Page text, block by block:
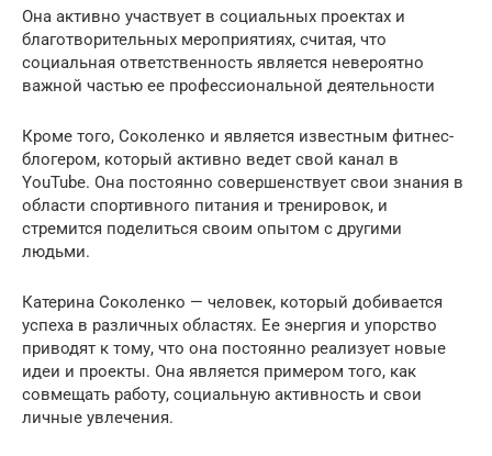
Она активно участвует в социальных проектах и
благотворительных мероприятиях, считая, что
социальная ответственность является невероятно
важной частью ее профессиональной деятельности
Кроме того, Соколенко и является известным фитнес-
блогером, который активно ведет свой канал в
YouTube. Она постоянно совершенствует свои знания в
области спортивного питания и тренировок, и
стремится поделиться своим опытом с другими
людьми.
Катерина Соколенко — человек, который добивается
успеха в различных областях. Ее энергия и упорство
приводят к тому, что она постоянно реализует новые
идеи и проекты. Она является примером того, как
совмещать работу, социальную активность и свои
личные увлечения.